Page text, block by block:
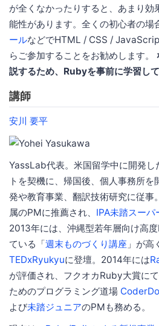
が全くなかったりすると、あまり効
能性があります。全くの初心者の場
ールなどでHTML / CSS /
らご参加することをお勧めします。
説するため、Rubyを事前に学習し
講師
安川 要平
YassLab代表。米国留学中に開発し
トを契機に、帰国後、個人事務所
発や教育事業、翻訳技術研究に従
属のPMに推薦され、 IPA未踏スーパ
2013年には、沖縄型若年層向け高
ている「週末ものづくり講座 」が高
TEDxRyukyuに登壇。2014年には
が評価され、フクオカRuby大賞に
ためのプログラミング道場
よび未踏ジュニアのPMも務める。